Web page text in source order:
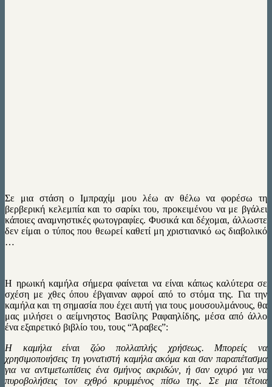
Σε μια στάση ο Ιμπραχίμ μου λέω αν θέλω να φορέσω τη
βερβερική κελεμπία και το σαρίκι του, προκειμένου να με βγάλει
κάποιες αναμνηστικές φωτογραφίες. Φυσικά και δέχομαι, άλλωστε
δεν είμαι ο τύπος που θεωρεί καθετί μη χριστιανικό ως διαβολικό
…
Η ηρωική καμήλα σήμερα φαίνεται να είναι κάπως καλύτερα σε
σχέση με χθες όπου έβγαιναν αφροί από το στόμα της. Για την
καμήλα και τη σημασία που έχει αυτή για τους μουσουλμάνους, θα
μας μιλήσει ο αείμνηστος Βασίλης Ραφαηλίδης, μέσα από άλλο
ένα εξαιρετικό βιβλίο του, τους “Άραβες”:
Η καμήλα είναι ζώο πολλαπλής χρήσεως. Μπορείς να
χρησιμοποιήσεις τη γονατιστή καμήλα ακόμα και σαν παραπέτασμα
για να αντιμετωπίσεις ένα σμήνος ακριδών, ή σαν οχυρό για να
πυροβολήσεις τον εχθρό κρυμμένος πίσω της. Σε μια τέτοια